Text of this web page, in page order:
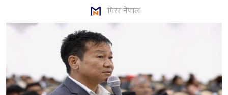
मिरर नेपाल